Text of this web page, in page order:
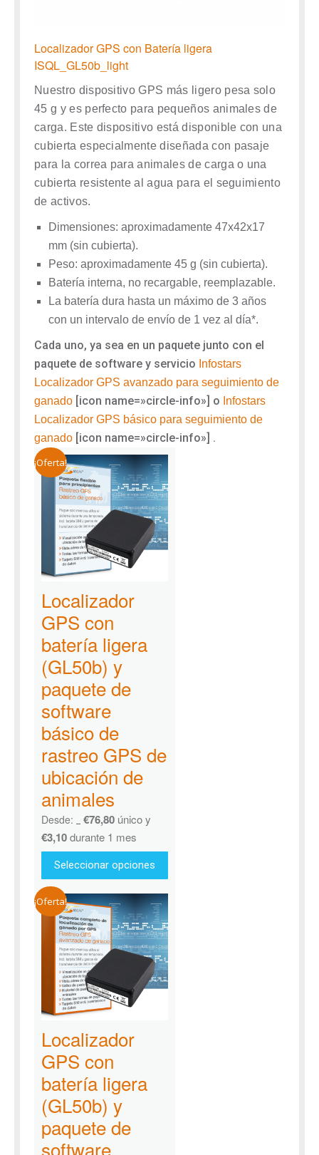
Localizador GPS con Batería ligera
ISQL_GL50b_light
Nuestro dispositivo GPS más ligero pesa solo
45 g y es perfecto para pequeños animales de
carga. Este dispositivo está disponible con una
cubierta especialmente diseñada con pasaje
para la correa para animales de carga o una
cubierta resistente al agua para el seguimiento
de activos.
Dimensiones: aproximadamente 47x42x17
mm (sin cubierta).
Peso: aproximadamente 45 g (sin cubierta).
Batería interna, no recargable, reemplazable.
La batería dura hasta un máximo de 3 años
con un intervalo de envío de 1 vez al día*.
Cada uno, ya sea en un paquete junto con el
paquete de software y servicio Infostars
Localizador GPS avanzado para seguimiento de
ganado [icon name=»circle-info»] o Infostars
Localizador GPS básico para seguimiento de
ganado [icon name=»circle-info»] .
¡Oferta!
Localizador
GPS con
batería ligera
(GL50b) y
paquete de
software
básico de
rastreo GPS de
ubicación de
animales
Desde: €76,80 único y
€3,10durante 1 mes
Seleccionar opciones
¡Oferta!
Localizador
GPS con
batería ligera
(GL50b) y
paquete de
software